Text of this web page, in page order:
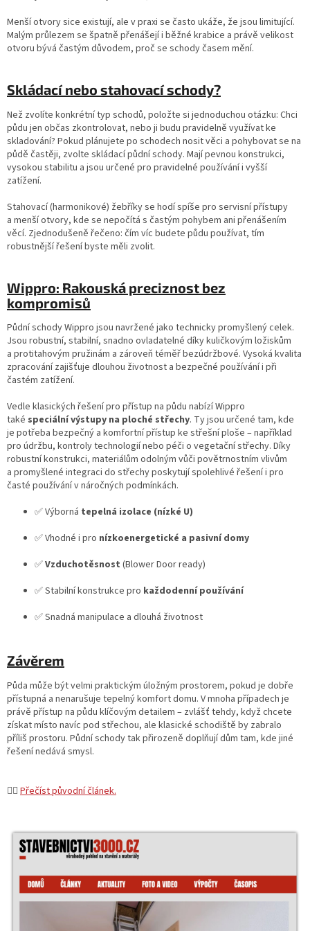
Menší otvory sice existují, ale v praxi se často ukáže, že jsou limitující.
Malým průlezem se špatně přenášejí i běžné krabice a právě velikost
otvoru bývá častým důvodem, proč se schody časem mění.
Skládací nebo stahovací schody?
Než zvolíte konkrétní typ schodů, položte si jednoduchou otázku: Chci
půdu jen občas zkontrolovat, nebo ji budu pravidelně využívat ke
skladování? Pokud plánujete po schodech nosit věci a pohybovat se na
půdě častěji, zvolte skládací půdní schody. Mají pevnou konstrukci,
vysokou stabilitu a jsou určené pro pravidelné používání i vyšší
zatížení.
Stahovací (harmonikové) žebříky se hodí spíše pro servisní přístupy
a menší otvory, kde se nepočítá s častým pohybem ani přenášením
věcí. Zjednodušeně řečeno: čím víc budete půdu používat, tím
robustnější řešení byste měli zvolit.
Wippro: Rakouská preciznost bez
kompromisů
Půdní schody Wippro jsou navržené jako technicky promyšlený celek.
Jsou robustní, stabilní, snadno ovladatelné díky kuličkovým ložiskům
a protitahovým pružinám a zároveň téměř bezúdržbové. Vysoká kvalita
zpracování zajišťuje dlouhou životnost a bezpečné používání i při
častém zatížení.
Vedle klasických řešení pro přístup na půdu nabízí Wippro
také speciální výstupy na ploché střechy. Ty jsou určené tam, kde
je potřeba bezpečný a komfortní přístup ke střešní ploše – například
pro údržbu, kontroly technologií nebo péči o vegetační střechy. Díky
robustní konstrukci, materiálům odolným vůči povětrnostním vlivům
a promyšlené integraci do střechy poskytují spolehlivé řešení i pro
časté používání v náročných podmínkách.
✅ Výborná tepelná izolace (nízké U)
✅ Vhodné i pro nízkoenergetické a pasivní domy
✅Vzduchotěsnost (Blower Door ready)
✅ Stabilní konstrukce pro každodenní používání
✅ Snadná manipulace a dlouhá životnost
Závěrem
Půda může být velmi praktickým úložným prostorem, pokud je dobře
přístupná a nenarušuje tepelný komfort domu. V mnoha případech je
právě přístup na půdu klíčovým detailem – zvlášť tehdy, když chcete
získat místo navíc pod střechou, ale klasické schodiště by zabralo
příliš prostoru. Půdní schody tak přirozeně doplňují dům tam, kde jiné
řešení nedává smysl.
👉🏻 Přečíst původní článek.